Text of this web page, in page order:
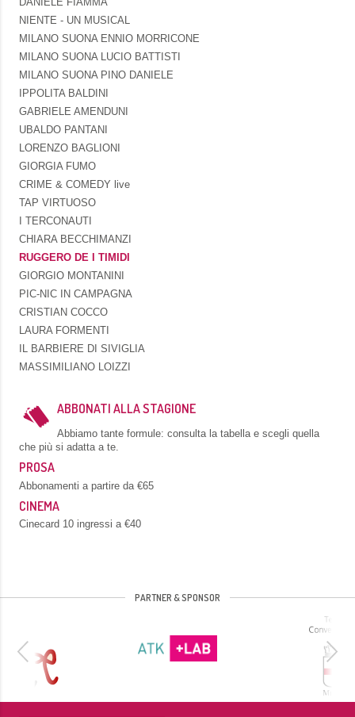
NIENTE - UN MUSICAL
MILANO SUONA ENNIO MORRICONE
MILANO SUONA LUCIO BATTISTI
MILANO SUONA PINO DANIELE
IPPOLITA BALDINI
GABRIELE AMENDUNI
UBALDO PANTANI
LORENZO BAGLIONI
GIORGIA FUMO
CRIME & COMEDY live
TAP VIRTUOSO
I TERCONAUTI
CHIARA BECCHIMANZI
RUGGERO DE I TIMIDI
GIORGIO MONTANINI
PIC-NIC IN CAMPAGNA
CRISTIAN COCCO
LAURA FORMENTI
IL BARBIERE DI SIVIGLIA
MASSIMILIANO LOIZZI
ABBONATI ALLA STAGIONE
Abbiamo tante formule: consulta la tabella e scegli quella
che più si adatta a te.
PROSA
Abbonamenti a partire da €65
CINEMA
Cinecard 10 ingressi a €40
PARTNER & SPONSOR